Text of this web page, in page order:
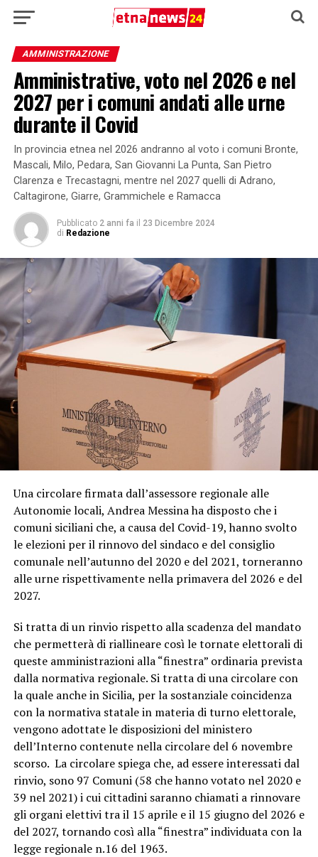
AMMINISTRAZIONE
Amministrative, voto nel 2026 e nel
2027 per i comuni andati alle urne
durante il Covid
In provincia etnea nel 2026 andranno al voto i comuni Bronte,
Mascali, Milo, Pedara, San Giovanni La Punta, San Pietro
Clarenza e Trecastagni, mentre nel 2027 quelli di Adrano,
Caltagirone, Giarre, Grammichele e Ramacca
Pubblicato 2 anni fa il 23 Dicembre 2024
di Redazione
Una circolare firmata dall’assessore regionale alle
Autonomie locali, Andrea Messina ha disposto che i
comuni siciliani che, a causa del Covid-19, hanno svolto
le elezioni per il rinnovo del sindaco e del consiglio
comunale nell’autunno del 2020 e del 2021, torneranno
alle urne rispettivamente nella primavera del 2026 e del
2027.
Si tratta di un rinvio rispetto alla scadenza del mandato
che permetterà di riallineare così le tornate elettorali di
queste amministrazioni alla “finestra” ordinaria prevista
dalla normativa regionale. Si tratta di una circolare con
la quale anche in Sicilia, per la sostanziale coincidenza
con la normativa statale in materia di turno elettorale,
vengono adottate le disposizioni del ministero
dell’Interno contenute nella circolare del 6 novembre
scorso. La circolare spiega che, ad essere interessati dal
rinvio, sono 97 Comuni (58 che hanno votato nel 2020 e
39 nel 2021) i cui cittadini saranno chiamati a rinnovare
gli organi elettivi tra il 15 aprile e il 15 giugno del 2026 e
del 2027, tornando così alla “finestra” individuata con la
legge regionale n.16 del 1963.